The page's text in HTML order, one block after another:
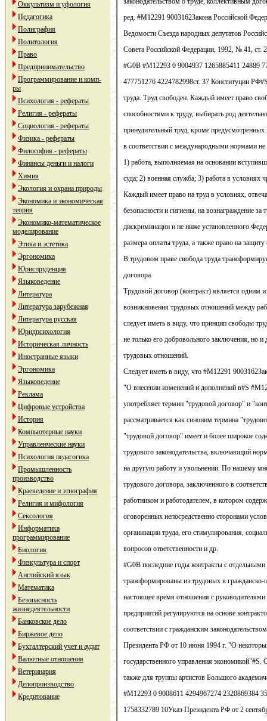
Оккультизм и уфология
Педагогика
Полиграфия
Политология
Право
Предпринимательство
Программирование и комп-
ры
Психология - рефераты
Религия - рефераты
Социология - рефераты
Физика - рефераты
Философия - рефераты
Финансы деньги и налоги
Химия
Экология и охрана природы
Экономика и экономическая
теория
Экономико-математическое
моделирование
Этика и эстетика
Эргономика
Юриспруденция
Языковедение
Литература
Литература зарубежная
Литература русская
Юридпсихология
Историческая личность
Иностранные языки
Эргономика
Языковедение
Реклама
Цифровые устройства
История
Компьютерные науки
Управленческие науки
Психология педагогика
Промышленность
производство
Краеведение и этнография
Религия и мифология
Сексология
Информатика
программирование
Биология
Физкультура и спорт
Английский язык
Математика
Безопасность
жизнедеятельности
Банковское дело
Биржевое дело
Бухгалтерский учет и аудит
Валютные отношения
Ветеринария
Делопроизводство
Кредитование
ред. #M12291 9003162Закона Российской
Ведомости Съезда народных депутатов
Совета Российской Федерации, 1992, № 41, ст.
#G0В #M12293 0 9004937 1265885411 24889
477751276 4224782998ст. 37 Конституции
труда. Труд свободен. Каждый имеет право
способностями к труду, выбирать род
принудительный труд, кроме предусмотренных
в соответствии с международными нормами не
1) работа, выполняемая на основании
суда; 2) военная служба; 3) работа в условиях
Каждый имеет право на труд в условиях,
безопасности и гигиены, на вознаграждение за
дискриминации и не ниже установленного
размера оплаты труда, а также право на
В трудовом праве свобода труда
договора.
Трудовой договор (контракт) является одним
возникновения трудовых отношений между
следует иметь в виду, что принцип свободы
не только его добровольного заключения, но
трудовых отношений.
Следует иметь в виду, что #M12291
"О внесении изменений и дополнений в#S
употребляет термин "трудовой договор" и
рассматривается как синоним термина
"трудовой договор" имеет и более широкое
трудового законодательства, включающий
на другую работу и увольнении. По нашему
трудового договора, заключенного в
работником и работодателем, в котором
оговоренных непосредственно сторонами
организации труда, его стимулирования,
вопросов ответственности и др.
#G0В последние годы контракты с отдельными
трансформированы из трудовых в
настоящее время отношения с
предприятий регулируются на основе
соответствии с гражданским
Президента РФ от 10 июня 1994 г. "О
государственного управления
также для труппы артистов Большого
#M12293 0 9008611 4294967274 2320869384
1758332789 10Указ Президента РФ от 2